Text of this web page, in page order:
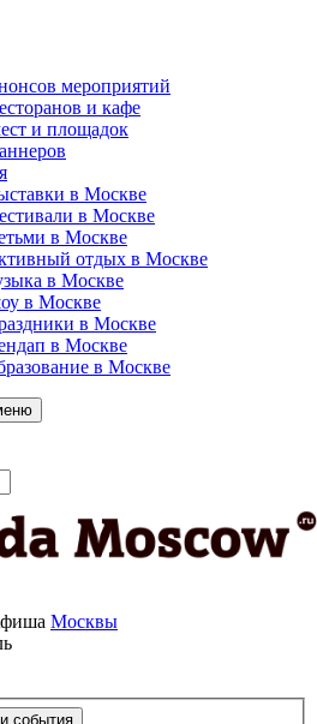
мероприятий
и кафе
и площадок
в Москве
в Москве
в Москве
отдых в Москве
в Москве
в Москве
в Москве
в Москве
в Москве
Москвы